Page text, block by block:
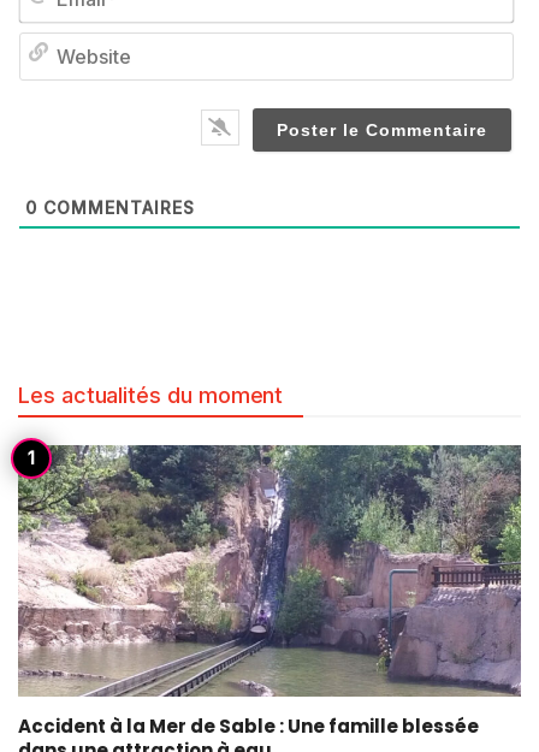
0 COMMENTAIRES
Les actualités du moment
Accident à la Mer de Sable : Une famille blessée